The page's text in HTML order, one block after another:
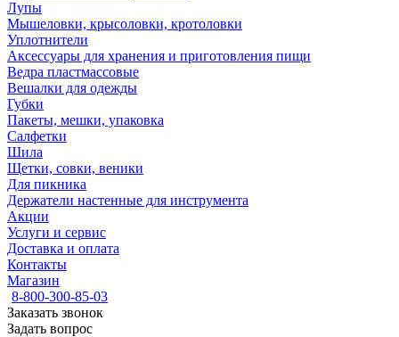
Лупы
Мышеловки, крысоловки, кротоловки
Уплотнители
Аксессуары для хранения и приготовления пищи
Ведра пластмассовые
Вешалки для одежды
Губки
Пакеты, мешки, упаковка
Салфетки
Шила
Щетки, совки, веники
Для пикника
Держатели настенные для инструмента
Акции
Услуги и сервис
Доставка и оплата
Контакты
Магазин
8-800-300-85-03
Заказать звонок
Задать вопрос